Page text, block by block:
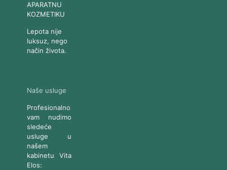
APARATNU
KOZMETIKU
Lepota nije
luksuz, nego
način života.
Naše usluge
Profesionalno
vam nudimo
sledeće
usluge u
našem
kabinetu Vita
Elos: